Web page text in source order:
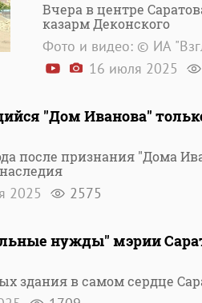
Вчера в центре
казарм Деконского
Фото и видео: © ИА
16 июля 2025
"Дом Иванова"
после признания "Дома
2025 2575
нужды" мэрии
здания в самом сердце